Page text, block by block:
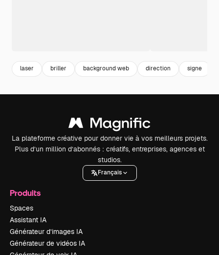
laser briller background web direction signe
La plateforme créative pour donner vie à vos meilleurs projets.
Plus d’un million d’abonnés : créatifs, entreprises, agences et
studios.
Français
Produits
Spaces
Assistant IA
Générateur d’images IA
Générateur de vidéos IA